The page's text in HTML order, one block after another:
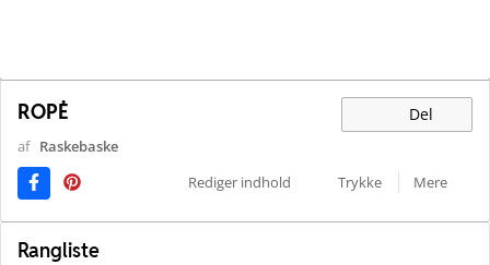
ROPĖ Del
af Raskebaske
Rediger indhold
Trykke Mere
Rangliste